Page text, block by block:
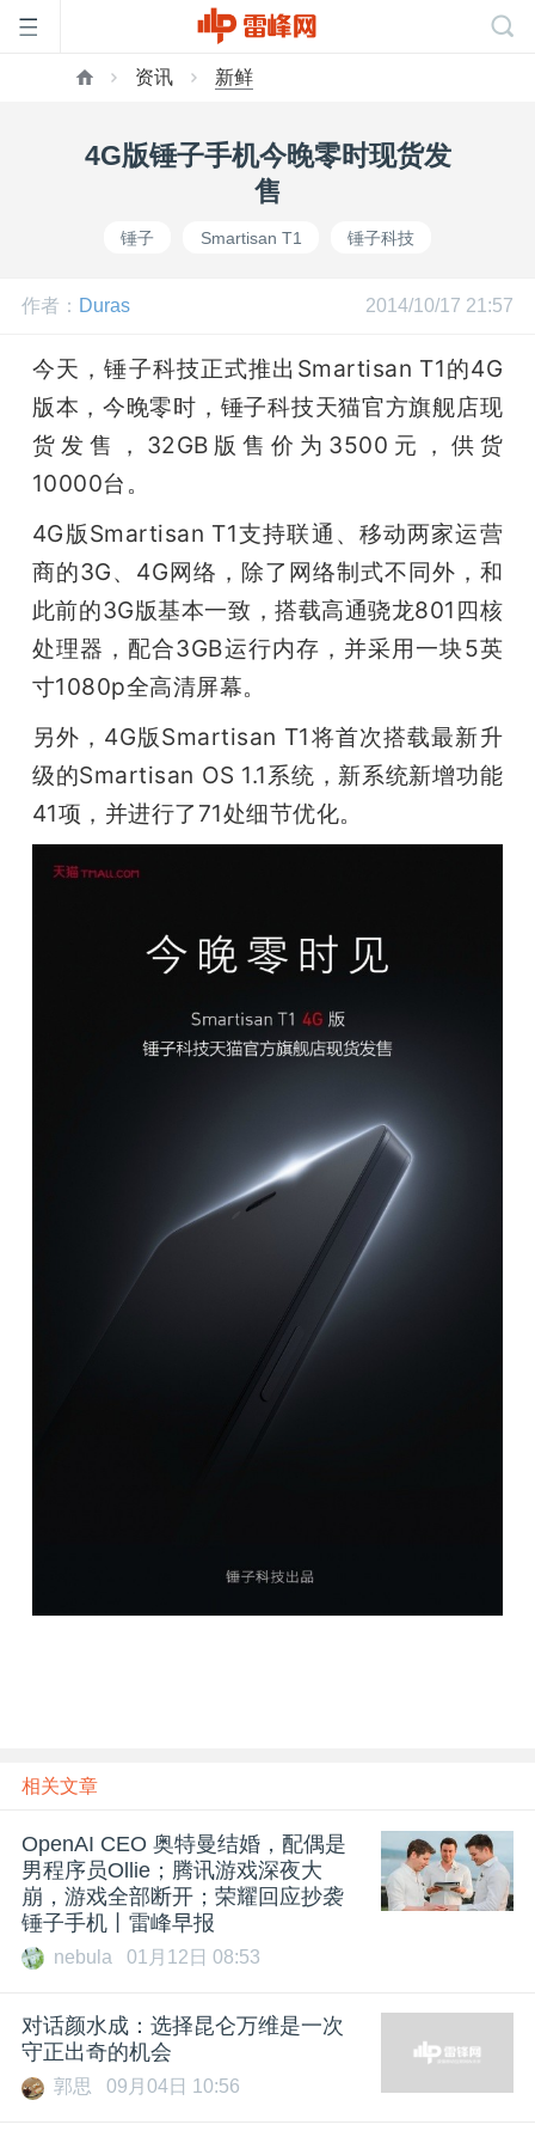
开
课
活
动
中
资讯 新鲜
4G版锤子手机今晚零时现货发
售
锤子 Smartisan T1 锤子科技
作者： Duras 2014/10/17 21:57
今天，锤子科技正式推出Smartisan T1的4G
版本，今晚零时，锤子科技天猫官方旗舰店现
货发售，32GB版售价为3500元，供货
10000台。
4G版Smartisan T1支持联通、移动两家运营
商的3G、4G网络，除了网络制式不同外，和
此前的3G版基本一致，搭载高通骁龙801四核
处理器，配合3GB运行内存，并采用一块5英
寸1080p全高清屏幕。
另外，4G版Smartisan T1将首次搭载最新升
级的Smartisan OS 1.1系统，新系统新增功能
41项，并进行了71处细节优化。
相关文章
OpenAI CEO 奥特曼结婚，配偶是
男程序员Ollie；腾讯游戏深夜大
崩，游戏全部断开；荣耀回应抄袭
锤子手机丨雷峰早报
nebula 01月12日 08:53
对话颜水成：选择昆仑万维是一次
守正出奇的机会
郭思 09月04日 10:56